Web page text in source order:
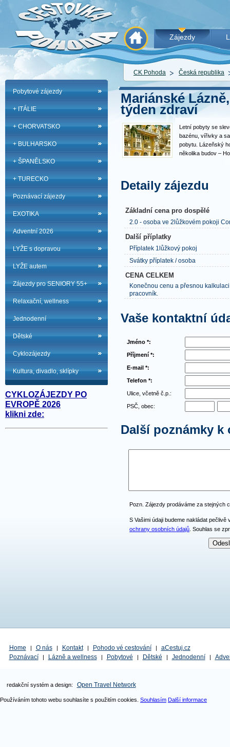
Zájezdy
CK Pohoda Česká republika
Pobytové zájezdy
+ ITÁLIE
+ CHORVATSKO
+ BULHARSKO
+ ŠPANĚLSKO
+ TURECKO
Poznávací zájezdy
EXOTIKA
Adventní 2026
LYŽE s dopravou
LYŽE autem
Zájezdy pro SENIORY 55+
Relaxační, wellness
Jednodenní
Dětské
Cyklozájezdy
Kultura, divadlo, sklípky
CYKLOZÁJEZDY PO
EVROPĚ 2026
klikni zde:
Mariánské
týden zdraví
Letní pobyty se
bazénu, vířivky a
pobytu. Lázeňský
několika budov –
Detaily zájezdu
Základní cena pro dospělé
2.0 - osoba ve 2lůžkovém pokoji
Další příplatky
Příplatek 1lůžkový pokoj
Svátky příplatek / osoba
CENA CELKEM
Konečnou cenu a přesnou
pracovník.
Vaše kontaktní
Jméno *:
Příjmení *:
E-mail *:
Telefon *:
Ulice, včetně č.p.:
PSČ, obec:
Další poznámky k
Pozn. Zájezdy prodáváme za stejných
S Vašimi údaji budeme nakládat
ochrany osobních údajů . Souhlas se
Home | O nás | Kontakt | Pohodo vé cestování |
aCestuj.cz
Poznávací
| Lázně a wellness | Pobytové | Dětské | Jednodenní |
redakční systém a design: Open Travel Network
Používáním tohoto webu souhlasíte s použitím cookies. Souhlasím Další informace